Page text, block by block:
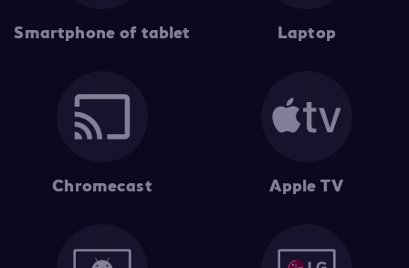
Smartphone of tablet Laptop
Chromecast Apple TV